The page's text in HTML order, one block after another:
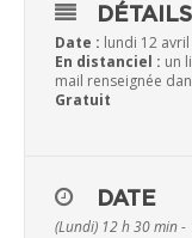
Date : lundi 12
En distanciel : un
mail renseignée
Gratuit
DATE
(Lundi) 12 h 30 min -